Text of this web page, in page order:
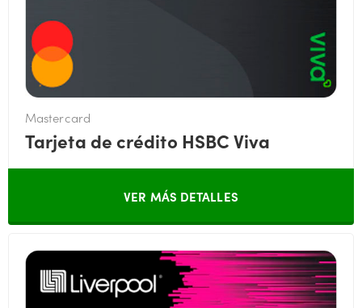
Mastercard
Tarjeta de crédito HSBC Viva
VER MÁS DETALLES